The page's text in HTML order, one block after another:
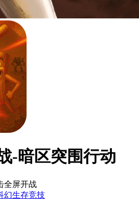
-暗区突围行动
全屏开战
幻生存竞技